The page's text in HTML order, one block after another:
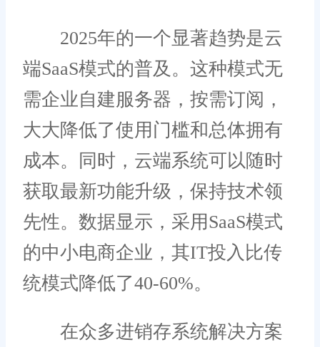
2025年的一个显著趋势是云
端SaaS模式的普及。这种模式无
需企业自建服务器，按需订阅，
大大降低了使用门槛和总体拥有
成本。同时，云端系统可以随时
获取最新功能升级，保持技术领
先性。数据显示，采用SaaS模式
的中小电商企业，其IT投入比传
统模式降低了40-60%。
在众多进销存系统解决方案